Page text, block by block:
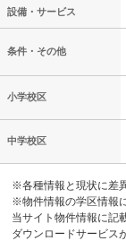
設備・サービス
条件・その他
小学校区
中学校区
※各種情報と現状に差
※物件情報の学区情報
当サイト物件情報に記
ダウンロードサービス